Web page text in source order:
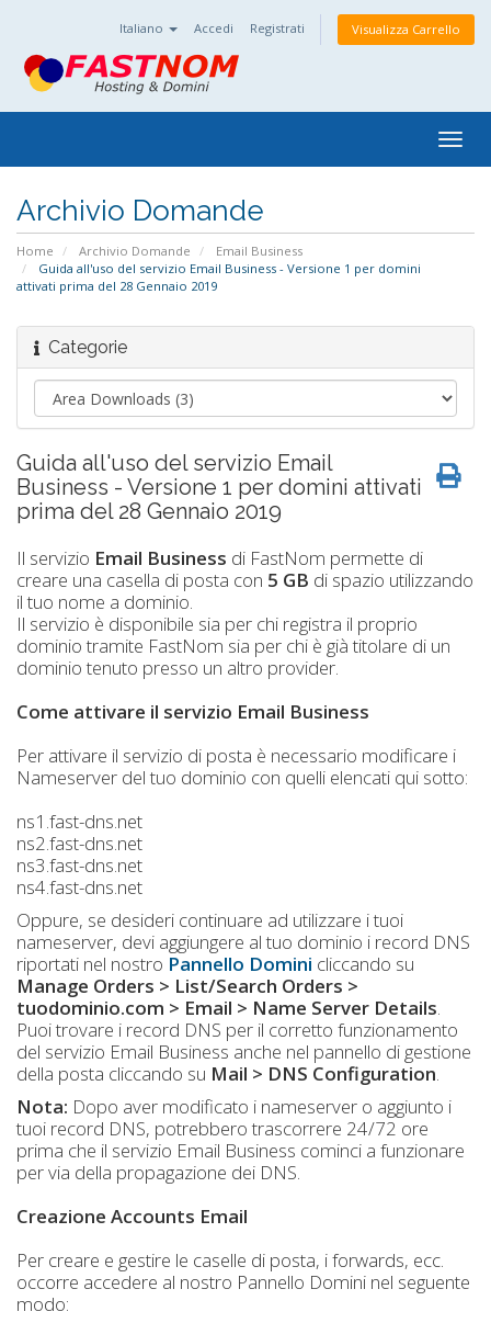
Italiano Accedi Registrati Visualizza Carrello
Archivio Domande
Home Archivio Domande
Email Business
Guida all'uso del servizio Email Business - Versione 1 per domini
attivati prima del 28 Gennaio 2019
Categorie
Guida all'uso del servizio Email
Business - Versione 1 per domini attivati
prima del 28 Gennaio 2019
Il servizio Email Business di FastNom permette di
creare una casella di posta con 5 GB di spazio utilizzando
il tuo nome a dominio.
Il servizio è disponibile sia per chi registra il proprio
dominio tramite FastNom sia per chi è già titolare di un
dominio tenuto presso un altro provider.
Come attivare il servizio Email Business
Per attivare il servizio di posta è necessario modificare i
Nameserver del tuo dominio con quelli elencati qui sotto:
ns1.fast-dns.net
ns2.fast-dns.net
ns3.fast-dns.net
ns4.fast-dns.net
Oppure, se desideri continuare ad utilizzare i tuoi
nameserver, devi aggiungere al tuo dominio i record DNS
riportati nel nostro Pannello Domini cliccando su
Manage Orders > List/Search Orders >
tuodominio.com > Email > Name Server Details.
Puoi trovare i record DNS per il corretto funzionamento
del servizio Email Business anche nel pannello di gestione
della posta cliccando su Mail > DNS Configuration.
Nota: Dopo aver modificato i nameserver o aggiunto i
tuoi record DNS, potrebbero trascorrere 24/72 ore
prima che il servizio Email Business cominci a funzionare
per via della propagazione dei DNS.
Creazione Accounts Email
Per creare e gestire le caselle di posta, i forwards, ecc.
occorre accedere al nostro Pannello Domini nel seguente
modo: